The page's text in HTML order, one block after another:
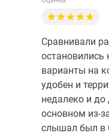
Сравнивали
остановились
варианты на
удобен и
недалеко и
основном из-
слышал был в